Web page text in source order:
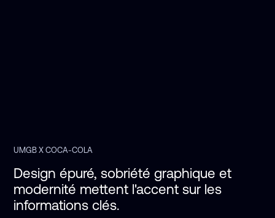
UMGB X COCA-COLA
Design épuré, sobriété graphique et
modernité mettent l'accent sur les
informations clés.